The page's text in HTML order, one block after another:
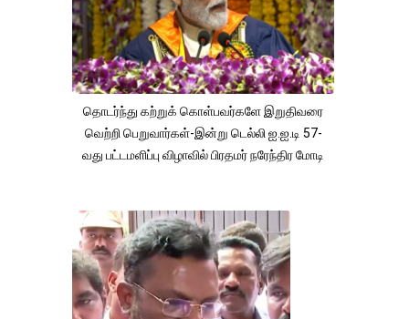
தொடர்ந்து கற்றுக் கொள்பவர்களே இறுதிவரை
வெற்றி பெறுவார்கள்-இன்று டெல்லி ஐ.ஐ.டி 57-
வது பட்டமளிப்பு விழாவில் பிரதமர் நரேந்திர மோடி